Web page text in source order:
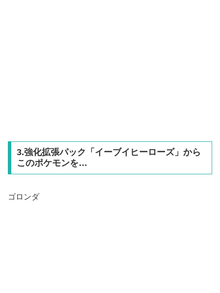
3.強化拡張パック「イーブイヒーローズ」から
このポケモンを…
ゴロンダ